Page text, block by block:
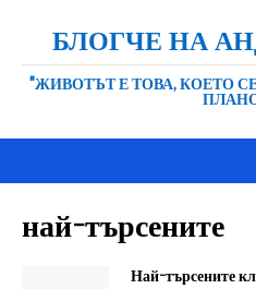
БЛОГЧЕ НА
"ЖИВОТЪТ Е ТОВА, КОЕТО
най-търсените
Най-търсените